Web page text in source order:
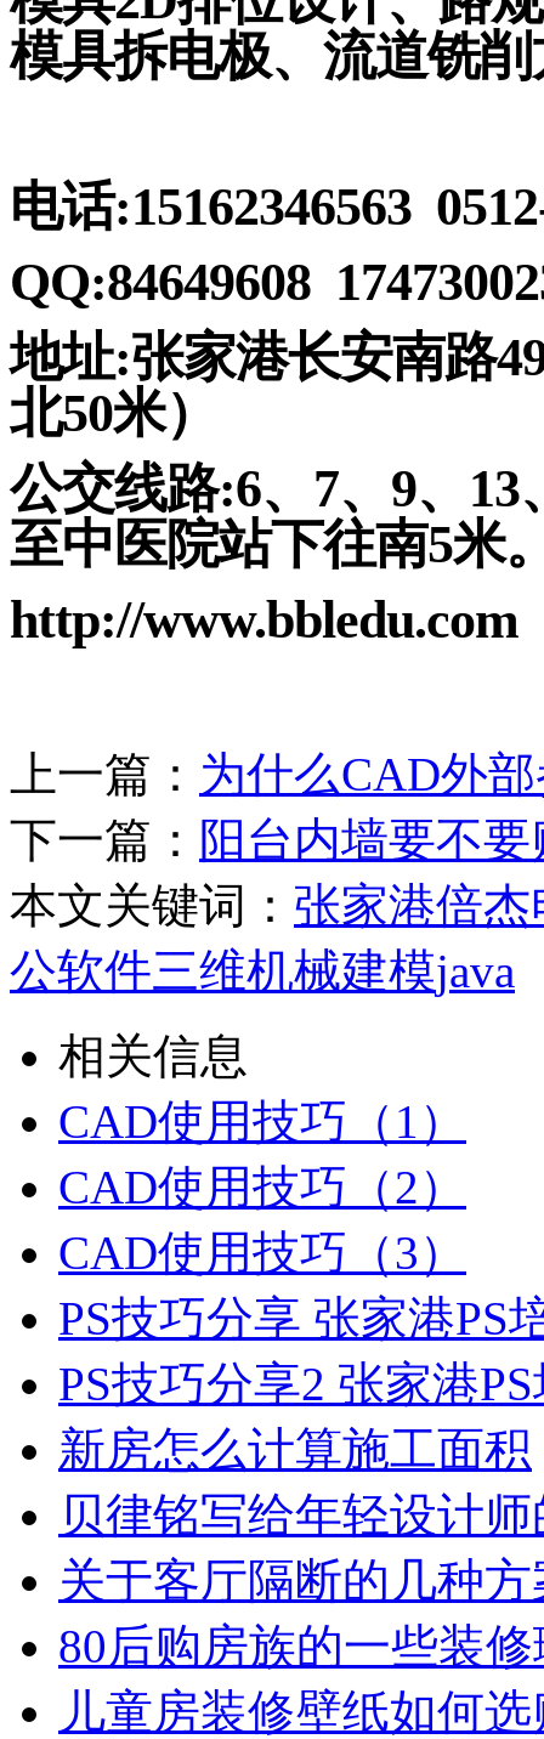
模具拆电极、流道铣
电话:15162346563
QQ:84649608
地址:张家港长安南路
北50米）
公交线路:6、 7、 9、 13
至中医院站下往南5米
http://www.bbledu.com
上一篇： 为什么CAD外
下一篇： 阳台内墙要不
本文关键词： 张家港倍
公软件三维机械建模java
相关信息
CAD使用技巧（1）
CAD使用技巧（2）
CAD使用技巧（3）
PS技巧分享 张家港PS
PS技巧分享2 张家港
新房怎么计算施工面积
贝律铭写给年轻设计
关于客厅隔断的几种方
80后购房族的一些装
儿童房装修壁纸如何选